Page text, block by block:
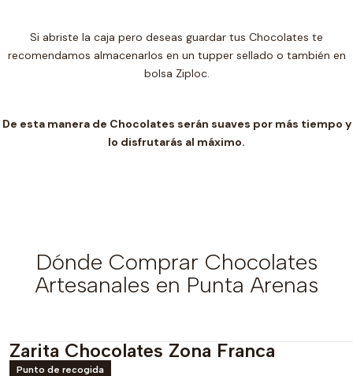
Si abriste la caja pero deseas guardar tus Chocolates te
recomendamos almacenarlos en un tupper sellado o también en
bolsa Ziploc.
De esta manera de Chocolates serán suaves por más tiempo y
lo disfrutarás al máximo.
Dónde Comprar Chocolates
Artesanales en Punta Arenas
Zarita Chocolates Zona Franca
Punto de recogida